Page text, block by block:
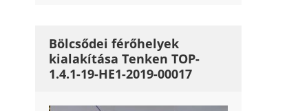
Bölcsődei férőhelyek
kialakítása Tenken TOP-
1.4.1-19-HE1-2019-00017